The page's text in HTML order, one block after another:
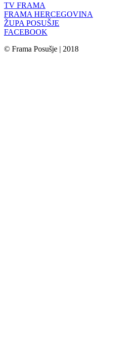
TV FRAMA
FRAMA HERCEGOVINA
ŽUPA POSUŠJE
FACEBOOK
© Frama Posušje | 2018